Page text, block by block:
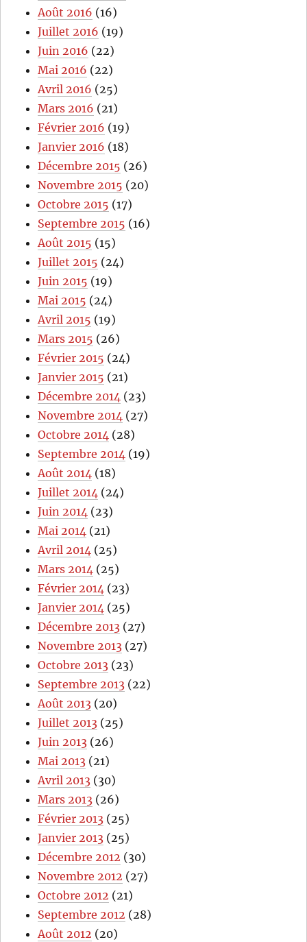
Août 2016 (16)
Juillet 2016 (19)
Juin 2016 (22)
Mai 2016 (22)
Avril 2016 (25)
Mars 2016 (21)
Février 2016 (19)
Janvier 2016 (18)
Décembre 2015 (26)
Novembre 2015 (20)
Octobre 2015 (17)
Septembre 2015 (16)
Août 2015 (15)
Juillet 2015 (24)
Juin 2015 (19)
Mai 2015 (24)
Avril 2015 (19)
Mars 2015 (26)
Février 2015 (24)
Janvier 2015 (21)
Décembre 2014 (23)
Novembre 2014 (27)
Octobre 2014 (28)
Septembre 2014 (19)
Août 2014 (18)
Juillet 2014 (24)
Juin 2014 (23)
Mai 2014 (21)
Avril 2014 (25)
Mars 2014 (25)
Février 2014 (23)
Janvier 2014 (25)
Décembre 2013 (27)
Novembre 2013 (27)
Octobre 2013 (23)
Septembre 2013 (22)
Août 2013 (20)
Juillet 2013 (25)
Juin 2013 (26)
Mai 2013 (21)
Avril 2013 (30)
Mars 2013 (26)
Février 2013 (25)
Janvier 2013 (25)
Décembre 2012 (30)
Novembre 2012 (27)
Octobre 2012 (21)
Septembre 2012 (28)
Août 2012 (20)